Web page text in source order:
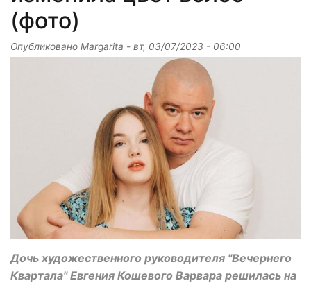
(фото)
Опубликовано Margarita - вт, 03/07/2023 - 06:00
Дочь художественного руководителя "Вечернего
Квартала" Евгения Кошевого Варвара решилась на